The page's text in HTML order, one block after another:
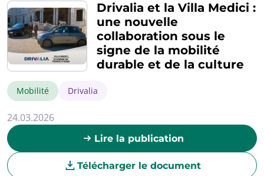
Drivalia et la Villa Medici :
une nouvelle
collaboration sous le
signe de la mobilité
durable et de la culture
Mobilité Drivalia
24.03.2026
Lire la publication
Télécharger le document